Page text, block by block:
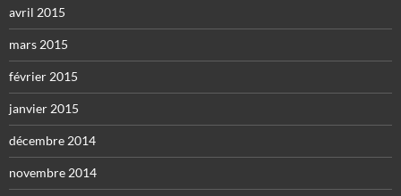
avril 2015
mars 2015
février 2015
janvier 2015
décembre 2014
novembre 2014